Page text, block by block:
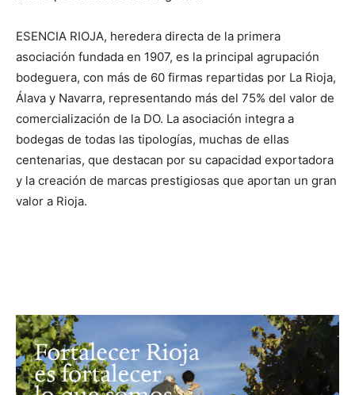
ESENCIA RIOJA, heredera directa de la primera
asociación fundada en 1907, es la principal agrupación
bodeguera, con más de 60 firmas repartidas por La Rioja,
Álava y Navarra, representando más del 75% del valor de
comercialización de la DO. La asociación integra a
bodegas de todas las tipologías, muchas de ellas
centenarias, que destacan por su capacidad exportadora
y la creación de marcas prestigiosas que aportan un gran
valor a Rioja.